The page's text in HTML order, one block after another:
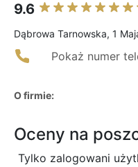
9.6
Dąbrowa Tarnowska, 1
Pokaż numer
O firmie:
Oceny na
Tylko zalogowani